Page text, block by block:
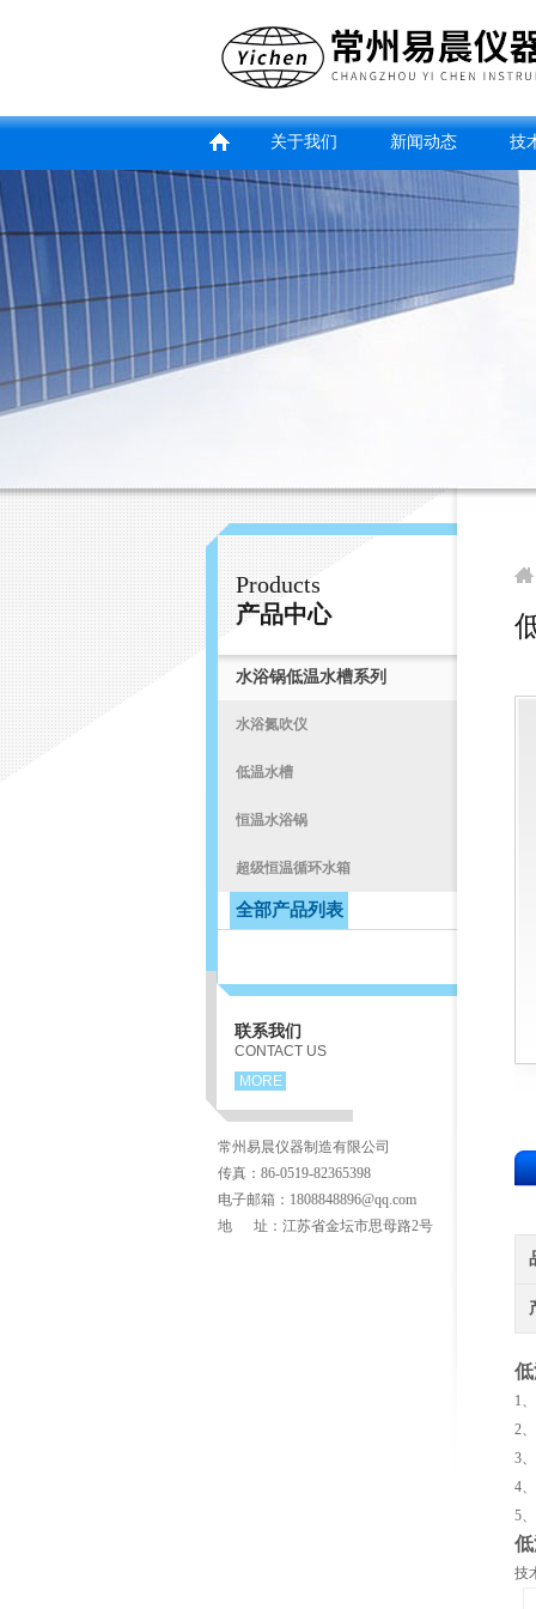
常州易晨仪器制造有限公司
关于我们 新闻动态 技
Products
产品中心
水浴锅低温水槽系列
水浴氮吹仪
低温水槽
恒温水浴锅
超级恒温循环水箱
全部产品列表
联系我们
CONTACT US
MORE
常州易晨仪器制造有限公司
传真：86-0519-82365398
电子邮箱：1808848896@qq.com
地 址：江苏省金坛市思母路2号
1
2
3
4
5
技